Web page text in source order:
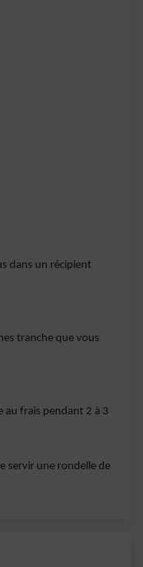
dans un récipient
tranche que vous
au frais pendant 2 à 3
servir une rondelle de